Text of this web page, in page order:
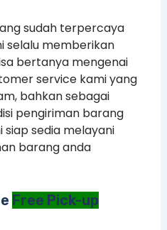
sudah terpercaya
selalu memberikan
bertanya mengenai
service kami yang
bahkan sebagai
pengiriman barang
sedia melayani
barang anda
Free Pick-up